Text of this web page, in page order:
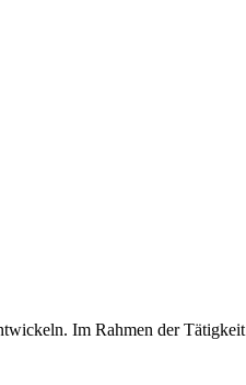
Im Rahmen der